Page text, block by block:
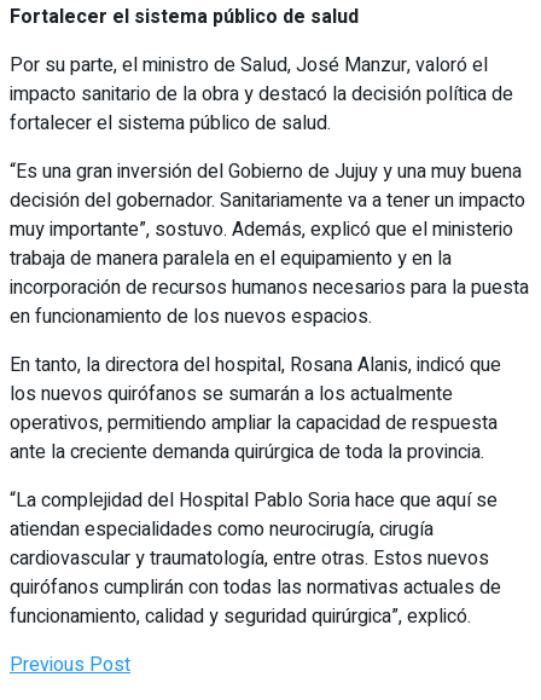
Fortalecer el sistema público de salud
Por su parte, el ministro de Salud, José Manzur, valoró el
impacto sanitario de la obra y destacó la decisión política de
fortalecer el sistema público de salud.
“Es una gran inversión del Gobierno de Jujuy y una muy buena
decisión del gobernador. Sanitariamente va a tener un impacto
muy importante”, sostuvo. Además, explicó que el ministerio
trabaja de manera paralela en el equipamiento y en la
incorporación de recursos humanos necesarios para la puesta
en funcionamiento de los nuevos espacios.
En tanto, la directora del hospital, Rosana Alanis, indicó que
los nuevos quirófanos se sumarán a los actualmente
operativos, permitiendo ampliar la capacidad de respuesta
ante la creciente demanda quirúrgica de toda la provincia.
“La complejidad del Hospital Pablo Soria hace que aquí se
atiendan especialidades como neurocirugía, cirugía
cardiovascular y traumatología, entre otras. Estos nuevos
quirófanos cumplirán con todas las normativas actuales de
funcionamiento, calidad y seguridad quirúrgica”, explicó.
Previous Post